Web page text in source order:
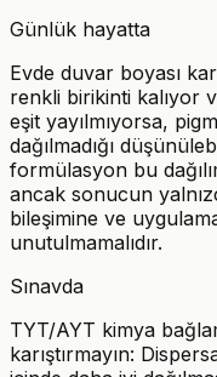
Günlük hayatta
Evde duvar boyası
renkli birikinti kalıyor
eşit yayılmıyorsa,
dağılmadığı
formülasyon bu
ancak sonucun
bileşimine ve
unutulmamalıdır.
Sınavda
TYT/AYT kimya
karıştırmayın: